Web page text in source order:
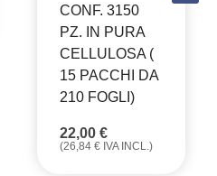
CONF. 3150
PZ. IN PURA
CELLULOSA (
15 PACCHI DA
210 FOGLI)
22,00 €
(26,84 € IVA INCL.)